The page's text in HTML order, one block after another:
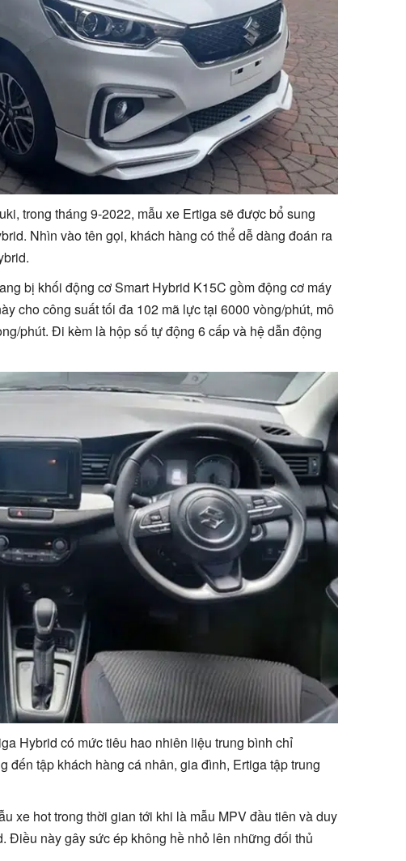
trong tháng 9-2022, mẫu xe Ertiga sẽ được bổ sung
Nhìn vào tên gọi, khách hàng có thể dễ dàng đoán ra
bị khối động cơ Smart Hybrid K15C gồm động cơ máy
cho công suất tối đa 102 mã lực tại 6000 vòng/phút, mô
phút. Đi kèm là hộp số tự động 6 cấp và hệ dẫn động
Hybrid có mức tiêu hao nhiên liệu trung bình chỉ
đến tập khách hàng cá nhân, gia đình, Ertiga tập trung
xe hot trong thời gian tới khi là mẫu MPV đầu tiên và duy
Điều này gây sức ép không hề nhỏ lên những đối thủ